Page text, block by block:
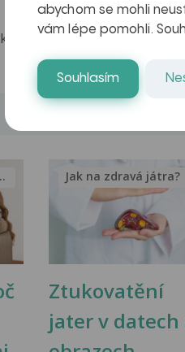
mě trápí
Dobrý
nutnou...
Ztukovatění
jater v datech
Jak na zdravá játra?
abychom se mohli
vám lépe pomohli.
Souhlasím